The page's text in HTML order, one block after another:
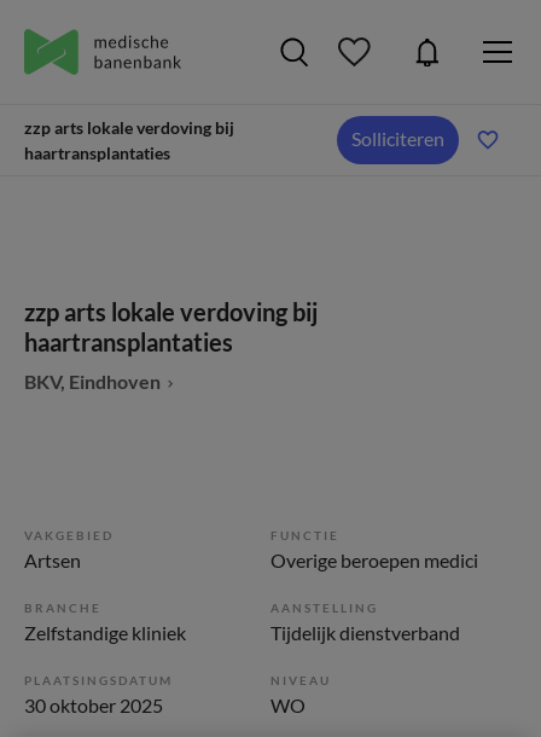
zzp arts lokale verdoving bij
haartransplantaties
Solliciteren
zzp arts lokale verdoving bij
haartransplantaties
BKV, Eindhoven
VAKGEBIED
Artsen
FUNCTIE
Overige beroepen medici
BRANCHE
Zelfstandige kliniek
AANSTELLING
Tijdelijk dienstverband
PLAATSINGSDATUM
30 oktober 2025
NIVEAU
WO